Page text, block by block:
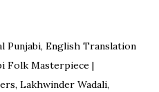
Punjabi, English Translation
Folk Masterpiece |
Lakhwinder Wadali,